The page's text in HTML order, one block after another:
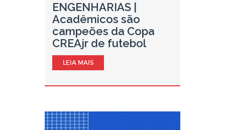
ENGENHARIAS |
Acadêmicos são
campeões da Copa
CREAjr de futebol
LEIA MAIS